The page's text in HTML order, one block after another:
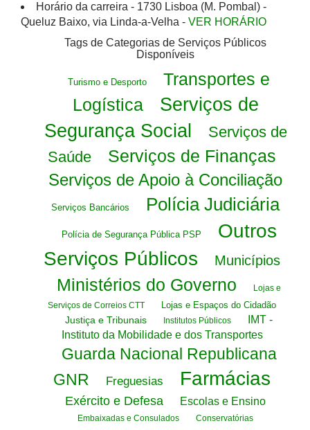
Horário da carreira - 1730 Lisboa (M. Pombal) -
Queluz Baixo, via Linda-a-Velha - VER HORÁRIO
Tags de Categorias de Serviços Públicos
Disponíveis
Turismo e Desporto
Transportes e
Logística
Serviços de
Segurança Social
Serviços de
Saúde
Serviços de Finanças
Serviços de Apoio à Conciliação
Serviços Bancários Polícia Judiciária
Polícia de Segurança Pública PSP
Outros
Serviços Públicos
Municípios
Ministérios do Governo
Lojas e
Serviços de Correios CTT
Lojas e Espaços do Cidadão
Justiça e Tribunais Institutos Públicos
IMT -
Instituto da Mobilidade e dos Transportes
Guarda Nacional Republicana
GNR
Freguesias Farmácias
Exército e Defesa Escolas e Ensino
Embaixadas e Consulados Conservatórias